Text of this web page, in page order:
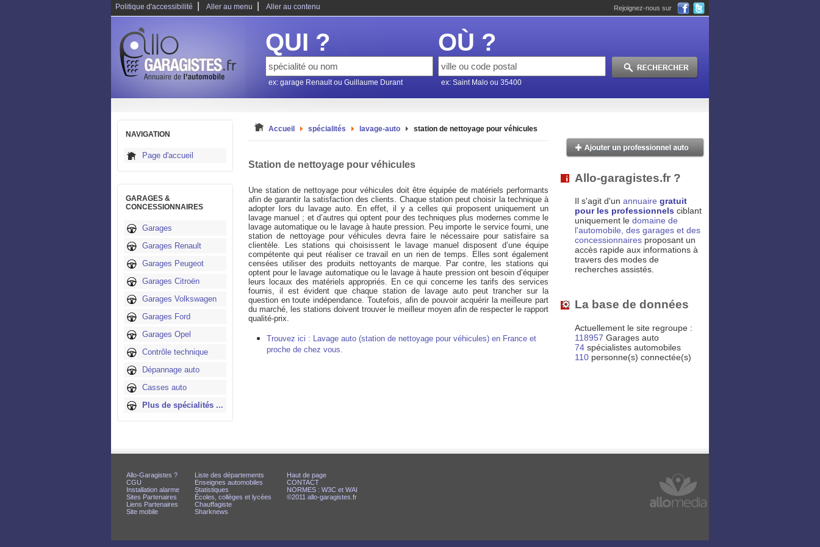
Politique d'accessibilité Aller au menu Aller au contenu Rejoignez-nous sur
QUI ?
ex: garage Renault ou Guillaume Durant
OÙ ?
ex: Saint Malo ou 35400
NAVIGATION
Page d'accueil
GARAGES &
CONCESSIONNAIRES
Garages
Garages Renault
Garages Peugeot
Garages Citroën
Garages Volkswagen
Garages Ford
Garages Opel
Contrôle technique
Dépannage auto
Casses auto
Plus de spécialités ...
Accueil spécialités lavage-auto station de nettoyage pour véhicules
Station de nettoyage pour véhicules
Une station de nettoyage pour véhicules doit être équipée de matériels performants
afin de garantir la satisfaction des clients. Chaque station peut choisir la technique à
adopter lors du lavage auto. En effet, il y a celles qui proposent uniquement un
lavage manuel ; et d’autres qui optent pour des techniques plus modernes comme le
lavage automatique ou le lavage à haute pression. Peu importe le service fourni, une
station de nettoyage pour véhicules devra faire le nécessaire pour satisfaire sa
clientèle. Les stations qui choisissent le lavage manuel disposent d’une équipe
compétente qui peut réaliser ce travail en un rien de temps. Elles sont également
censées utiliser des produits nettoyants de marque. Par contre, les stations qui
optent pour le lavage automatique ou le lavage à haute pression ont besoin d’équiper
leurs locaux des matériels appropriés. En ce qui concerne les tarifs des services
fournis, il est évident que chaque station de lavage auto peut trancher sur la
question en toute indépendance. Toutefois, afin de pouvoir acquérir la meilleure part
du marché, les stations doivent trouver le meilleur moyen afin de respecter le rapport
qualité-prix.
Trouvez ici : Lavage auto (station de nettoyage pour véhicules) en France et
proche de chez vous.
Allo-garagistes.fr ?
Il s'agit d'un annuaire gratuit
pour les professionnels ciblant
uniquement le domaine de
l'automobile, des garages et des
concessionnaires proposant un
accès rapide aux informations à
travers des modes de
recherches assistés.
La base de données
Actuellement le site regroupe :
118957 Garages auto
74 spécialistes automobiles
110 personne(s) connectée(s)
Allo-Garagistes ?
CGU
Installation alarme
Sites Partenaires
Liens Partenaires
Site mobile
Liste des départements
Enseignes automobiles
Statistiques
Écoles, collèges et lycées
Chauffagiste
Sharknews
Haut de page
CONTACT
NORMES : W3C et WAI
©2011 allo-garagistes.fr